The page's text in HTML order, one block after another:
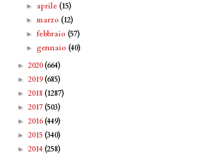
► aprile (15)
►marzo (12)
►febbraio (57)
► gennaio (40)
► 2020(664)
► 2019(685)
► 2018 (1287)
► 2017 (503)
► 2016(449)
► 2015 (340)
► 2014 (258)